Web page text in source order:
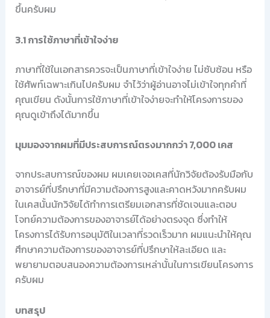
ขึ้นครับผม
3.1 การใช้ภาษาที่เข้าใจง่าย
ภาษาที่ใช้ในเอกสารควรจะเป็นภาษาที่เข้าใจง่าย ไม่ซับซ้อน หรือ
ใช้ศัพท์เฉพาะเกินไปครับผม จำไว้ว่าผู้อ่านอาจไม่เข้าใจทุกคำที่
คุณเขียน ดังนั้นการใช้ภาษาที่เข้าใจง่ายจะทำให้โครงการของ
คุณดูเข้าถึงได้มากขึ้น
มุมมองจากผมที่มีประสบการณ์ตรงมากกว่า 7,000 เคส
จากประสบการณ์ของผม ผมเคยเจอเคสที่นักวิจัยต้องรับมือกับ
อาจารย์ที่ปรึกษาที่มีความต้องการสูงและคาดหวังมากครับผม
ในเคสนั้นนักวิจัยได้ทำการเตรียมเอกสารที่ชัดเจนและตอบ
โจทย์ความต้องการของอาจารย์ได้อย่างตรงจุด ซึ่งทำให้
โครงการได้รับการอนุมัติในเวลาที่รวดเร็วมาก ผมแนะนำให้คุณ
ศึกษาความต้องการของอาจารย์ที่ปรึกษาให้ละเอียด และ
พยายามตอบสนองความต้องการเหล่านั้นในการเขียนโครงการ
ครับผม
บทสรุป